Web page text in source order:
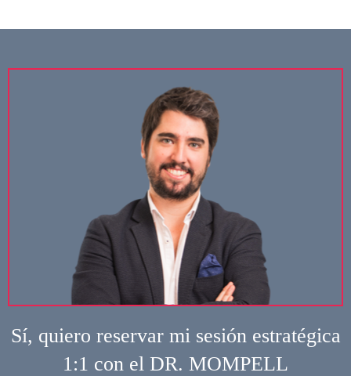
Sí, quiero reservar mi sesión estratégica
1:1 con el DR. MOMPELL